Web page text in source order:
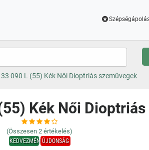
090 L (55) Kék Női Dioptriás szemüvegek
Kék Női
(Összesen 2 értékelés)
KEDVEZMÉNYÚJDONSÁG